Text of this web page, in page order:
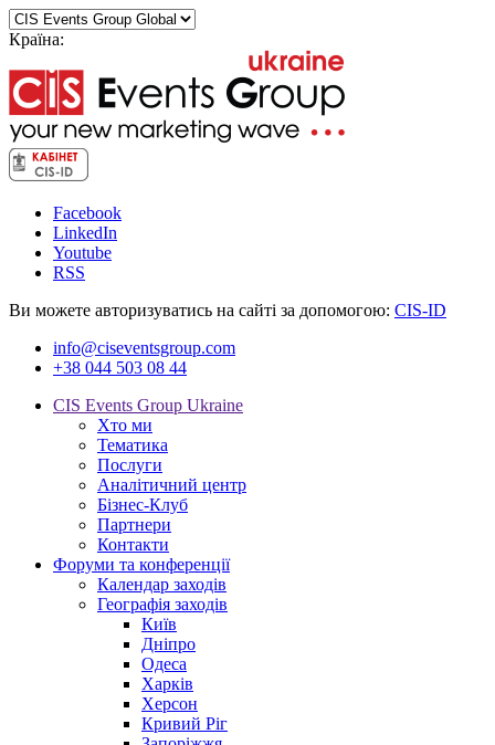
Країна:
Facebook
LinkedIn
Youtube
RSS
Ви можете авторизуватись на сайті за допомогою: CIS-ID
info@ciseventsgroup.com
+38 044 503 08 44
CIS Events Group Ukraine
Хто ми
Тематика
Послуги
Аналітичний центр
Бізнес-Клуб
Партнери
Контакти
Форуми та конференції
Календар заходів
Географія заходів
Київ
Дніпро
Одеса
Харків
Херсон
Кривий Ріг